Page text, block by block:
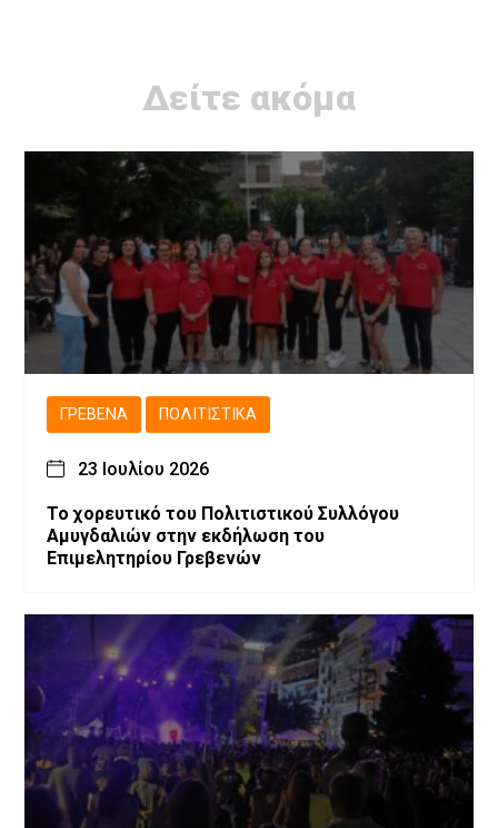
Δείτε ακόμα
ΓΡΕΒΕΝΆ ΠΟΛΙΤΙΣΤΙΚΆ
23 Ιουλίου 2026
Το χορευτικό του Πολιτιστικού Συλλόγου
Αμυγδαλιών στην εκδήλωση του
Επιμελητηρίου Γρεβενών